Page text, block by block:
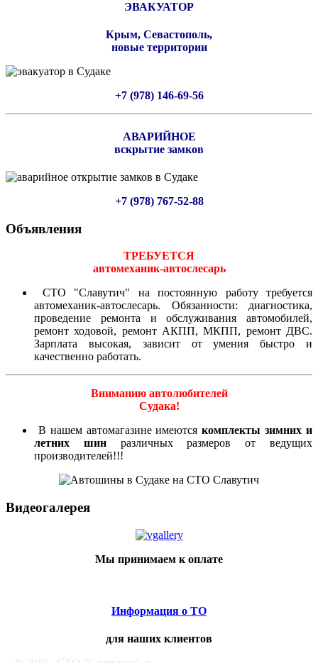
ЭВАКУАТОР
Крым, Севастополь,
новые территории
+7 (978) 146-69-56
АВАРИЙНОЕ
вскрытие замков
+7 (978) 767-52-88
Объявления
ТРЕБУЕТСЯ
автомеханик-автослесарь
СТО "Славутич" на постоянную работу требуется
автомеханик-автослесарь. Обязанности: диагностика,
проведение ремонта и обслуживания автомобилей,
ремонт ходовой, ремонт АКПП, МКПП, ремонт ДВС.
Зарплата высокая, зависит от умения быстро и
качественно работать.
Вниманию автолюбителей
Судака!
В нашем автомагазине имеютсякомплекты зимних и
летних шинразличных размеров от ведущих
производителей!!!
Видеогалерея
Мы принимаем к оплате
Информация о ТО
для наших клиентов